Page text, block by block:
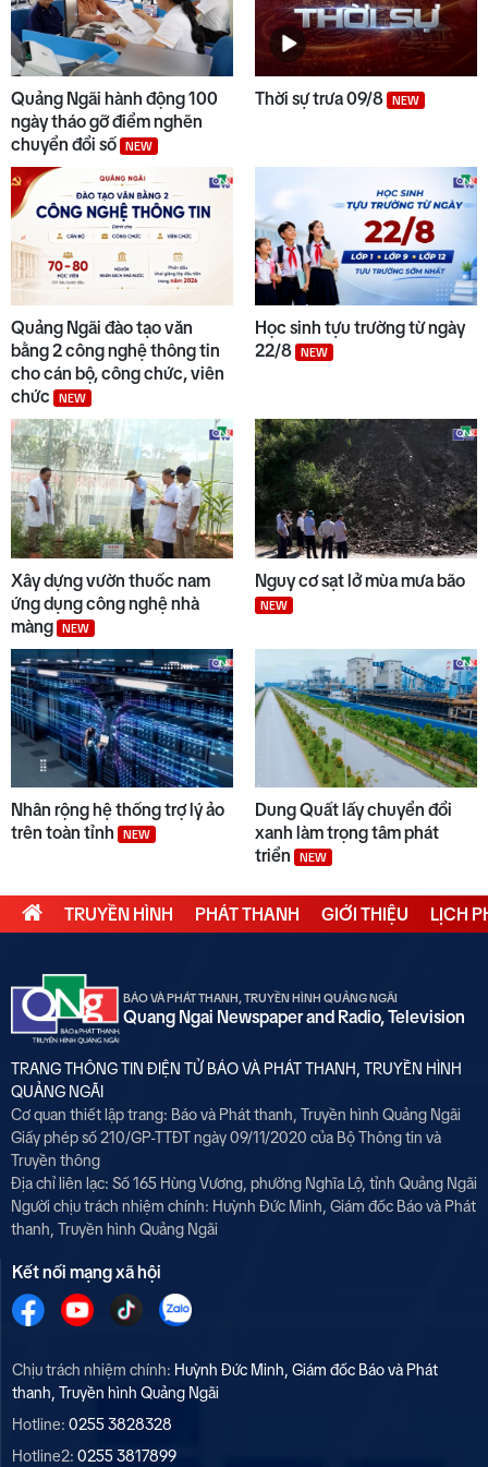
Quảng Ngãi hành động 100
ngày tháo gỡ điểm nghẽn
chuyển đổi số
NEW
Thời sự trưa 09/8 NEW
Quảng Ngãi đào tạo văn
bằng 2 công nghệ thông tin
cho cán bộ, công chức, viên
chức
NEW
Học sinh tựu trường từ ngày
22/8
NEW
Xây dựng vườn thuốc nam
ứng dụng công nghệ nhà
màng
NEW
Nguy cơ sạt lở mùa mưa bão
NEW
Nhân rộng hệ thống trợ lý ảo
trên toàn tỉnh
NEW
Dung Quất lấy chuyển đổi
xanh làm trọng tâm phát
triển
NEW
TRUYỀN HÌNH PHÁT THANH GIỚI THIỆU LỊCH
BÁO VÀ PHÁT THANH, TRUYỀN HÌNH QUẢNG NGÃI
Quang Ngai Newspaper and Radio, Television
TRANG THÔNG TIN ĐIỆN TỬ BÁO VÀ PHÁT THANH, TRUYỀN HÌNH
QUẢNG NGÃI
Cơ quan thiết lập trang: Báo và Phát thanh, Truyền hình Quảng Ngãi
Giấy phép số 210/GP-TTĐT ngày 09/11/2020 của Bộ Thông tin và
Truyền thông
Địa chỉ liên lạc: Số 165 Hùng Vương, phường Nghĩa Lộ, tỉnh Quảng Ngãi
Người chịu trách nhiệm chính: Huỳnh Đức Minh, Giám đốc Báo và Phát
thanh, Truyền hình Quảng Ngãi
Kết nối mạng xã hội
Chịu trách nhiệm chính: Huỳnh Đức Minh, Giám đốc Báo và Phát
thanh, Truyền hình Quảng Ngãi
Hotline: 0255 3828328
Hotline2: 0255 3817899